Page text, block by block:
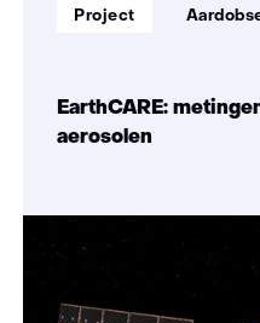
EarthCARE:
aerosolen
Soort
Project
Thema: